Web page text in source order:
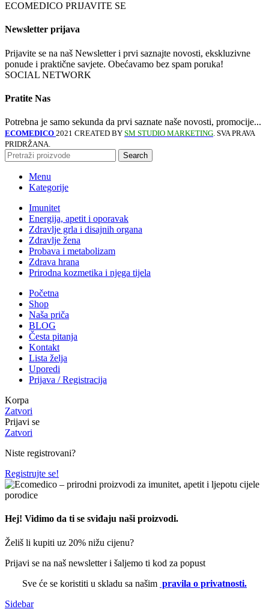
ECOMEDICO PRIJAVITE SE
Newsletter prijava
Prijavite se na naš Newsletter i prvi saznajte novosti, ekskluzivne
ponude i praktične savjete. Obećavamo bez spam poruka!
SOCIAL NETWORK
Pratite Nas
Potrebna je samo sekunda da prvi saznate naše novosti, promocije...
ECOMEDICO 2021 CREATED BY SM STUDIO MARKETING. SVA PRAVA
PRIDRŽANA.
Search
Menu
Kategorije
Imunitet
Energija, apetit i oporavak
Zdravlje grla i disajnih organa
Zdravlje žena
Probava i metabolizam
Zdrava hrana
Prirodna kozmetika i njega tijela
Početna
Shop
Naša priča
BLOG
Česta pitanja
Kontakt
Lista želja
Uporedi
Prijava / Registracija
Korpa
Zatvori
Prijavi se
Zatvori
Niste registrovani?
Registrujte se!
Hej! Vidimo da ti se sviđaju naši proizvodi.
Želiš li kupiti uz 20% nižu cijenu?
Prijavi se na naš newsletter i šaljemo ti kod za popust
Sve će se koristiti u skladu sa našim pravila o privatnosti.
Sidebar